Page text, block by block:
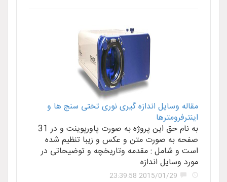
مقاله وسایل اندازه گیری نوری تختی سنج ها و
اینترفرومترها
به نام حق این پروژه به صورت پاورپوینت و در 31
صفحه به صورت متن و عکس و زیبا تنظیم شده
است و شامل : مقدمه وتاریخچه و توضیحاتی در
مورد وسایل اندازه
2015/01/29 23:39:58